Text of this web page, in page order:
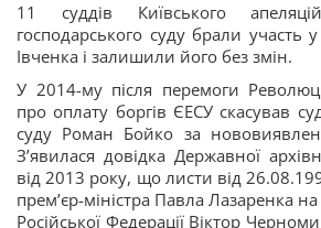
11 суддів Київського
господарського суду брали участь
Івченка і залишили його без змін.
У 2014-му після перемоги
про оплату боргів ЄЕСУ скасував
суду Роман Бойко за
Зʼявилася довідка Державної
від 2013 року, що листи від
прем’єр-міністра Павла Лазаренка
Російської Федерації Віктор